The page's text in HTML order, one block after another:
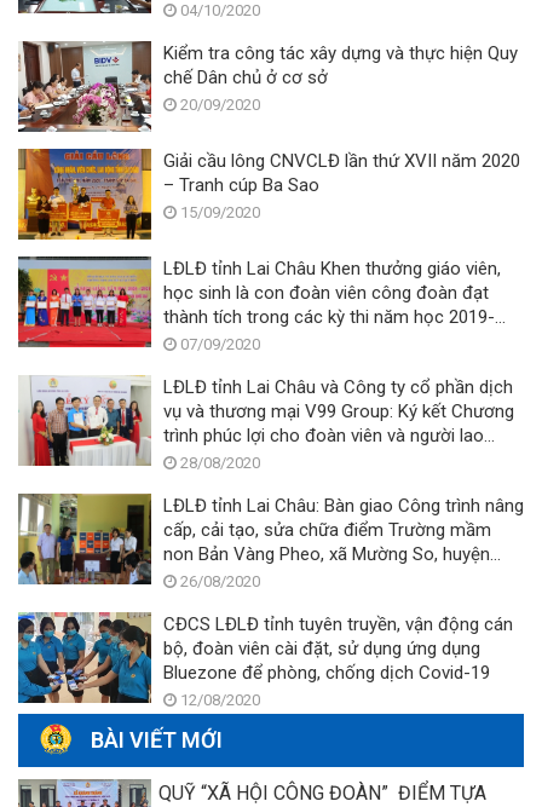
04/10/2020
Kiểm tra công tác xây dựng và thực hiện Quy
chế Dân chủ ở cơ sở
20/09/2020
Giải cầu lông CNVCLĐ lần thứ XVII năm 2020
– Tranh cúp Ba Sao
15/09/2020
LĐLĐ tỉnh Lai Châu Khen thưởng giáo viên,
học sinh là con đoàn viên công đoàn đạt
thành tích trong các kỳ thi năm học 2019-
202007/09/2020
LĐLĐ tỉnh Lai Châu và Công ty cổ phần dịch
vụ và thương mại V99 Group: Ký kết Chương
trình phúc lợi cho đoàn viên và người lao
động
28/08/2020
LĐLĐ tỉnh Lai Châu: Bàn giao Công trình nâng
cấp, cải tạo, sửa chữa điểm Trường mầm
non Bản Vàng Pheo, xã Mường So, huyện
Phong Thổ trước thềm năm học mới 2020 -
26/08/2020
CĐCS LĐLĐ tỉnh tuyên truyền, vận động cán
bộ, đoàn viên cài đặt, sử dụng ứng dụng
Bluezone để phòng, chống dịch Covid-19
12/08/2020
BÀI VIẾT MỚI
QUỸ “XÃ HỘI CÔNG ĐOÀN” ĐIỂM TỰA